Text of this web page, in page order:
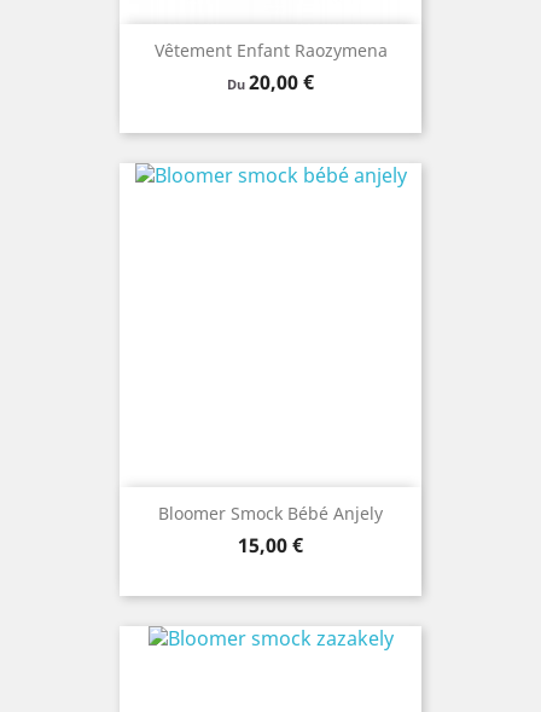
Vêtement Enfant Raozymena
Du Prix
20,00 €
Bloomer Smock Bébé Anjely
Prix
15,00 €